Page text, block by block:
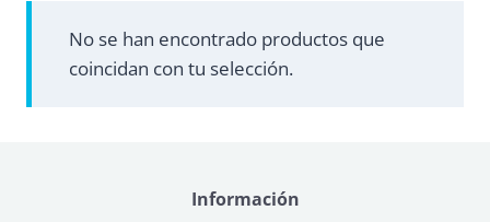
No se han encontrado productos que
coincidan con tu selección.
Información